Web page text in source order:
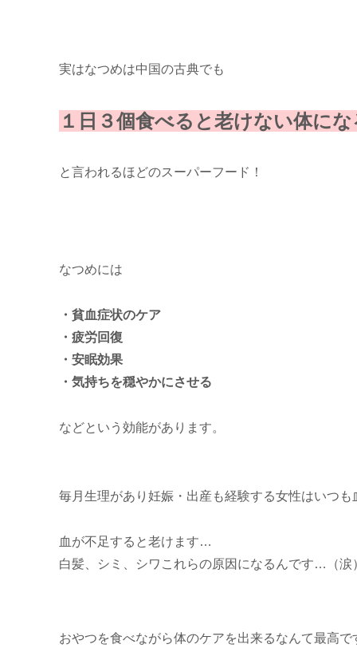
実はなつめは中国の古典でも
１日３個食べると老けない体にな
と言われるほどのスーパーフード！
なつめには
・貧血症状のケア
・疲労回復
・安眠効果
・気持ちを穏やかにさせる
などという効能があります。
毎月生理があり妊娠・出産も経験する女性はいつ
血が不足すると老けます…
白髪、シミ、シワこれらの原因になるんです…（涙
おやつを食べながら体のケアを出来るなんて最高